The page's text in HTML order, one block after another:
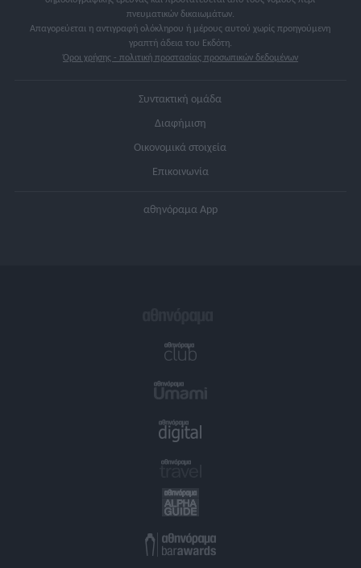
δημοσιογραφικής έρευνας και προστατεύεται από τους νόμους περί
πνευματικών δικαιωμάτων.
Απαγορεύεται η αντιγραφή ολόκληρου ή μέρους αυτού χωρίς προηγούμενη
γραπτή άδεια του Εκδότη.
Συντακτική ομάδα
Διαφήμιση
Οικονομικά στοιχεία
αθηνόραμα App